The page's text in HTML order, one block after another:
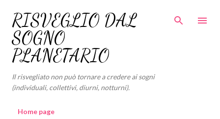
Passa ai contenuti principali
RISVEGLIO DAL
SOGNO
PLANETARIO
Il risvegliato non può tornare a credere ai sogni
(individuali, collettivi, diurni, notturni).
Home page